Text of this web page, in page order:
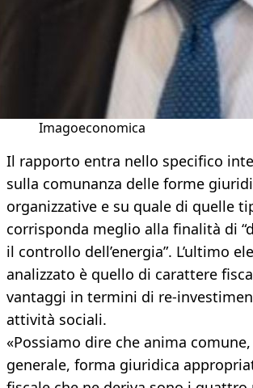
Imagoeconomica
Il rapporto entra nello specifico
sulla comunanza delle forme
organizzative e su quale di quelle
corrisponda meglio alla finalità di
il controllo dell’energia”. L’ultimo
analizzato è quello di carattere
vantaggi in termini di re-
attività sociali.
«Possiamo dire che anima
generale, forma giuridica